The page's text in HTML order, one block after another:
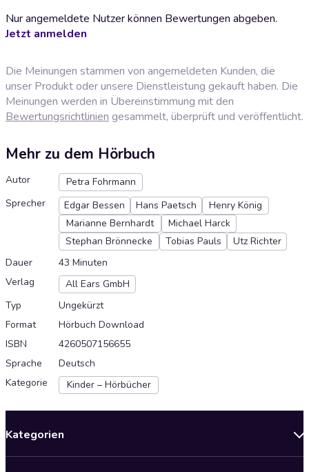
Nur angemeldete Nutzer können Bewertungen abgeben.
Jetzt anmelden
Die Meinungen stammen von angemeldeten Kunden, die
unser Produkt oder unsere Dienstleistung gekauft haben. Die
Meinungen werden in Übereinstimmung mit den
Bewertungsrichtlinien gesammelt, überprüft und veröffentlicht.
Mehr zu dem Hörbuch
Autor
Petra Fohrmann
Sprecher
Edgar Bessen Hans Paetsch
Henry König
Marianne Bernhardt
Michael Harck
Stephan Brönnecke
Tobias Pauls
Utz Richter
Dauer
43 Minuten
Verlag
All Ears GmbH
Typ
Ungekürzt
Format
Hörbuch Download
ISBN
4260507156655
Sprache
Deutsch
Kategorie
Kinder – Hörbücher
Kategorien